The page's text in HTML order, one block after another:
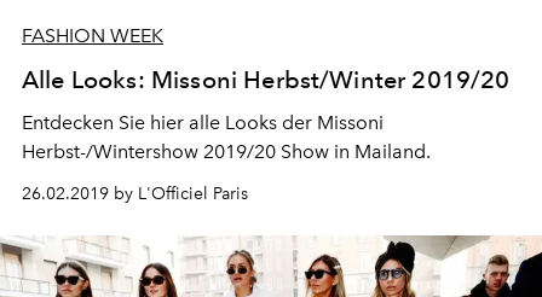
FASHION WEEK
Alle Looks: Missoni Herbst/Winter 2019/20
Entdecken Sie hier alle Looks der Missoni
Herbst-/Wintershow 2019/20 Show in Mailand.
26.02.2019 by L'Officiel Paris